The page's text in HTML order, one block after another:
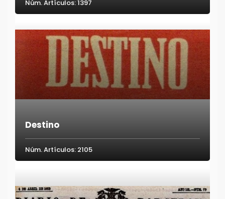
Núm. Artículos: 1397
Destino
Núm. Artículos: 2105